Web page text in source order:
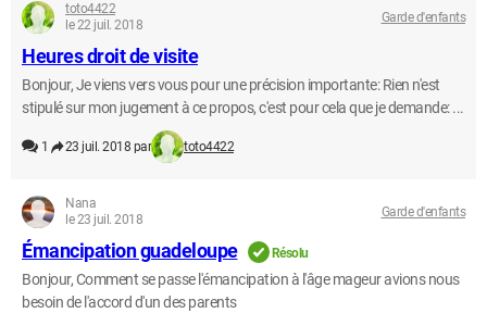
toto4422
le 22 juil. 2018
Garde d'enfants
Heures droit de visite
Bonjour, Je viens vers vous pour une précision importante: Rien n'est
stipulé sur mon jugement à ce propos, c'est pour cela que je demande: ...
1 23 juil. 2018 par toto4422
Nana
le 23 juil. 2018
Garde d'enfants
Émancipation guadeloupe Résolu
Bonjour, Comment se passe l'émancipation à l'âge mageur avions nous
besoin de l'accord d'un des parents